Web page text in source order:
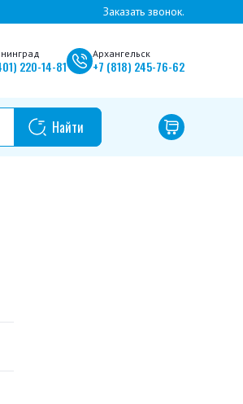
Заказать звонок.
220-14-81
Архангельск
+7 (818) 245-76-62